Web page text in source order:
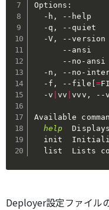
Options:
  -h,
--help
  -q,
--quiet
  -V,
--version
--ansi
--no-ansi
-n, --no-
  -f, --file
=
  -v
|vv |vvv, --
Available
help
init
list  Lists
Deployer設定ファイル